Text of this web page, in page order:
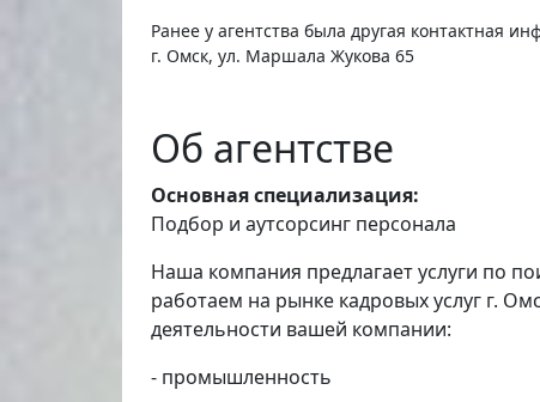
Ранее у агентства была другая контактная
г. Омск, ул. Маршала Жукова 65
Об агентстве
Основная специализация:
Подбор и аутсорсинг персонала
Наша компания предлагает услуги по
работаем на рынке кадровых услуг г.
деятельности вашей компании:
- промышленность